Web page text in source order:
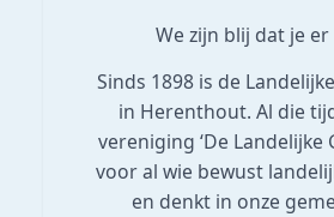
We zijn blij dat je
Sinds 1898 is de
in Herenthout. Al die
vereniging ‘De Landelijke
voor al wie bewust
en denkt in onze